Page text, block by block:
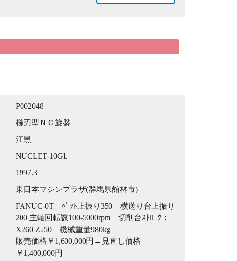
P002048
櫛刃型ＮＣ旋盤
江黒
NUCLET-10GL
1997.3
東日本マシンプラザ(群馬県館林市)
FANUC-0T ﾍﾞｯﾄ上振り350 横送り台上振り
200 主軸回転数100-5000rpm 切削台ｽﾄﾛｰｸ：
X260 Z250 機械重量980kg
販売価格￥1,600,000円→見直し価格
￥1,400,000円